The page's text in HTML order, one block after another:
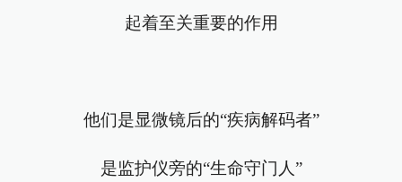
起着至关重要的作用
他们是显微镜后的“疾病解码者”
是监护仪旁的“生命守门人”